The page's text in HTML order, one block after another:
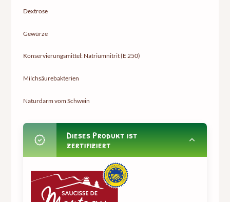
Dextrose
Gewürze
Konservierungsmittel: Natriumnitrit (E 250)
Milchsäurebakterien
Naturdarm vom Schwein
Dieses Produkt ist
zertifiziert